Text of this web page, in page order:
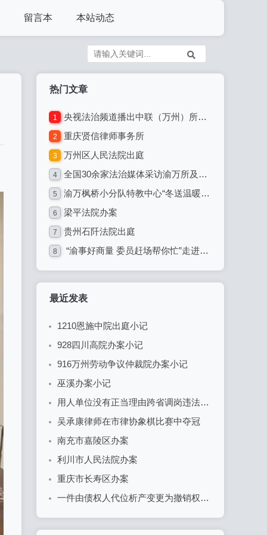
留言本 本站动态
热门文章
1 央视法治频道播出中联（万州）所代理的一起典型案件
2 重庆贤信律师事务所
3 万州区人民法院出庭
4 全国30余家法治媒体采访渝万所及枫桥小分队
5 渝万枫桥小分队特教中心“冬送温暖 关爱少儿”
6 梁平法院办案
7 贵州石阡法院出庭
8 “渝事好商量 委员赶场帮你忙”走进铁峰乡
最近发表
1210恩施中院出庭小记
928四川高院办案小记
916万州劳动争议仲裁院办案小记
巫溪办案小记
用人单位没有正当理由跨省调岗违法，劳动者有权拒绝，单位以此为由解除劳动合同应当支付赔偿金
吴承康律师在市律协象棋比赛中夺冠
南充市嘉陵区办案
利川市人民法院办案
重庆市长寿区办案
一件由债权人代位析产变更为撤销权纠纷的胜诉案例